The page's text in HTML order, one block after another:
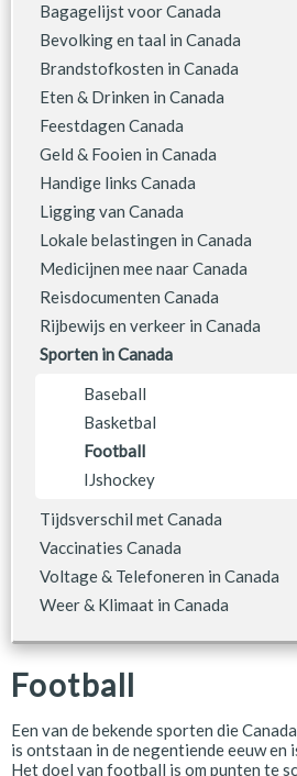
Football
Een van de bekende sporten die
is ontstaan in de negentiende eeuw en
Het doel van football is om punten te
Bagagelijst voor Canada
Bevolking en taal in Canada
Brandstofkosten in Canada
Eten & Drinken in Canada
Feestdagen Canada
Geld & Fooien in Canada
Handige links Canada
Ligging van Canada
Lokale belastingen in Canada
Medicijnen mee naar Canada
Reisdocumenten Canada
Rijbewijs en verkeer in Canada
Sporten in Canada
Baseball
Basketbal
Football
IJshockey
Tijdsverschil met Canada
Vaccinaties Canada
Voltage & Telefoneren in Canada
Weer & Klimaat in Canada